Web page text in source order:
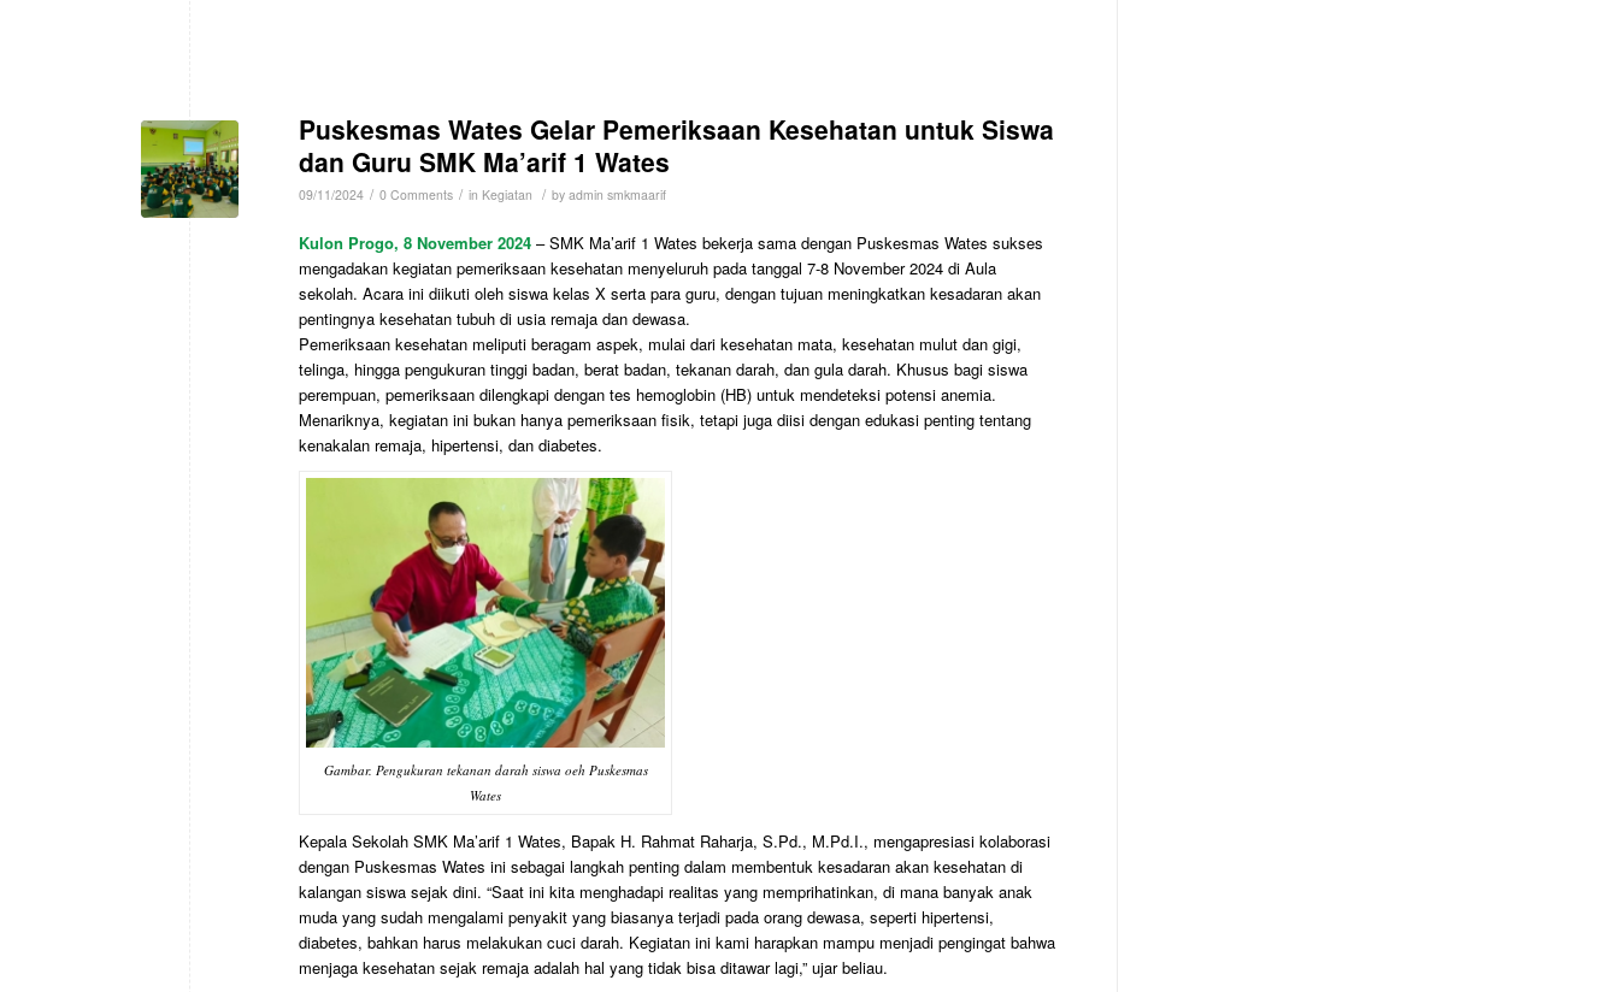
Puskesmas Wates Gelar Pemeriksaan Kesehatan untuk Siswa
dan Guru SMK Ma’arif 1 Wates
09/11/2024 / 0 Comments / in Kegiatan / by admin smkmaarif
Kulon Progo, 8 November 2024 – SMK Ma’arif 1 Wates bekerja sama dengan Puskesmas Wates sukses
mengadakan kegiatan pemeriksaan kesehatan menyeluruh pada tanggal 7-8 November 2024 di Aula
sekolah. Acara ini diikuti oleh siswa kelas X serta para guru, dengan tujuan meningkatkan kesadaran akan
pentingnya kesehatan tubuh di usia remaja dan dewasa.
Pemeriksaan kesehatan meliputi beragam aspek, mulai dari kesehatan mata, kesehatan mulut dan gigi,
telinga, hingga pengukuran tinggi badan, berat badan, tekanan darah, dan gula darah. Khusus bagi siswa
perempuan, pemeriksaan dilengkapi dengan tes hemoglobin (HB) untuk mendeteksi potensi anemia.
Menariknya, kegiatan ini bukan hanya pemeriksaan fisik, tetapi juga diisi dengan edukasi penting tentang
kenakalan remaja, hipertensi, dan diabetes.
Gambar. Pengukuran tekanan darah siswa oeh Puskesmas
Wates
Kepala Sekolah SMK Ma’arif 1 Wates, Bapak H. Rahmat Raharja, S.Pd., M.Pd.I., mengapresiasi kolaborasi
dengan Puskesmas Wates ini sebagai langkah penting dalam membentuk kesadaran akan kesehatan di
kalangan siswa sejak dini. “Saat ini kita menghadapi realitas yang memprihatinkan, di mana banyak anak
muda yang sudah mengalami penyakit yang biasanya terjadi pada orang dewasa, seperti hipertensi,
diabetes, bahkan harus melakukan cuci darah. Kegiatan ini kami harapkan mampu menjadi pengingat bahwa
menjaga kesehatan sejak remaja adalah hal yang tidak bisa ditawar lagi,” ujar beliau.